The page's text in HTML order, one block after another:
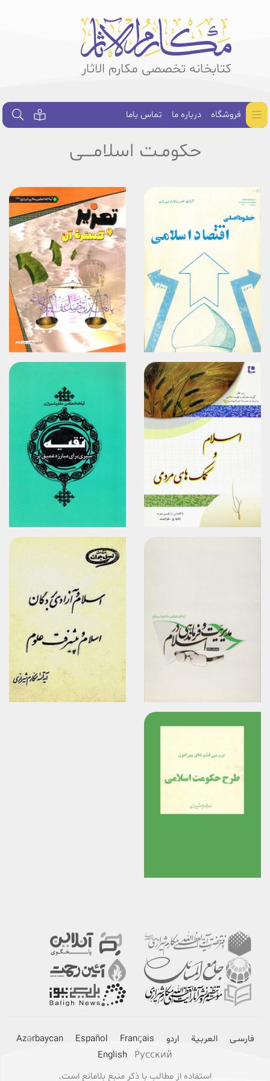
کتابخانه تخصصی مکارم الاثار
فروشگاه درباره ما تماس باما
حکومـت اسلامــــی
برگزیدن
مشاهده
برگزیدن
مشاهده
برگزیدن
مشاهده
برگزیدن
مشاهده
برگزیدن
برگزیدن
فارسـی العربـیة اردو Français
Español
Azərbaycan
Русский
English
استفاده از مطالب با ذکر منبع بلامانع است.